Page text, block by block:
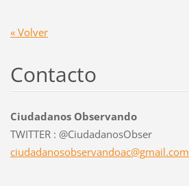
« Volver
Contacto
Ciudadanos Observando
TWITTER : @CiudadanosObser
ciudadanosobservandoac@gmail.com